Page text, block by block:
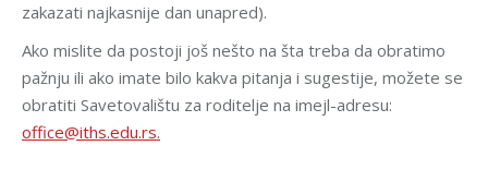
zakazati najkasnije dan unapred).
Ako mislite da postoji još nešto na šta treba da obratimo
pažnju ili ako imate bilo kakva pitanja i sugestije, možete se
obratiti Savetovalištu za roditelje na imejl-adresu:
office@iths.edu.rs.